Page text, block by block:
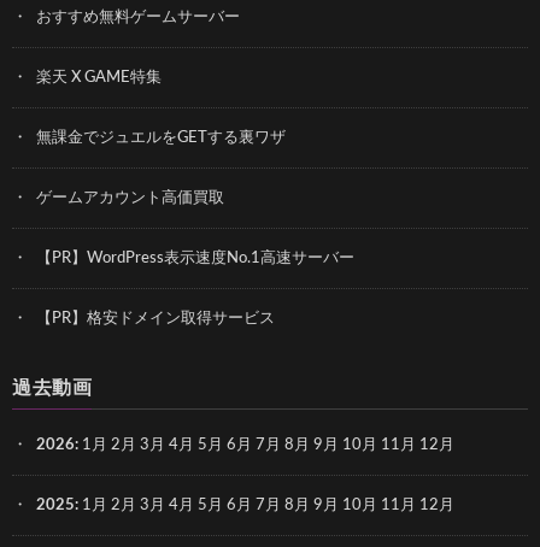
おすすめ無料ゲームサーバー
楽天 X GAME特集
無課金でジュエルをGETする裏ワザ
ゲームアカウント高価買取
【PR】WordPress表示速度No.1高速サーバー
【PR】格安ドメイン取得サービス
過去動画
2026: 1月 2月 3月 4月 5月 6月 7月 8月 9月 10月 11月 12月
2025: 1月 2月 3月 4月 5月 6月 7月 8月 9月 10月 11月 12月